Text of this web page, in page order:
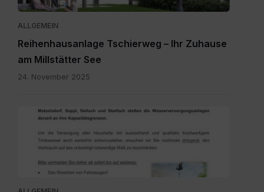
ALLGEMEIN
Reihenhausanlage Tschierweg – Ihr Zuhause
am Millstätter See
24. November 2025
20260727_Wassersparen.pdf